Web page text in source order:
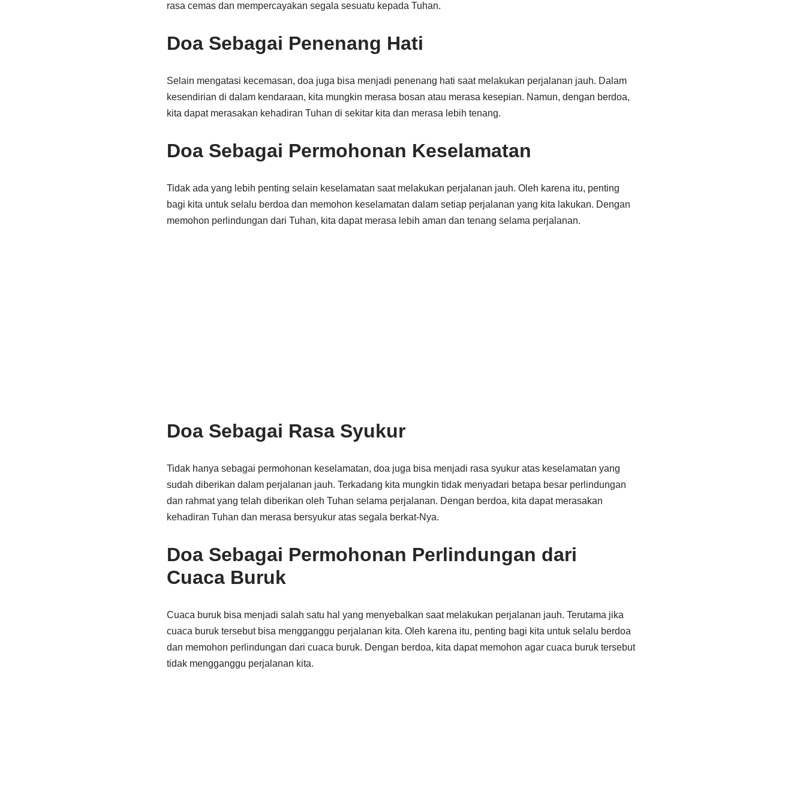
rasa cemas dan mempercayakan segala sesuatu kepada Tuhan.
Doa Sebagai Penenang Hati
Selain mengatasi kecemasan, doa juga bisa menjadi penenang hati saat melakukan perjalanan jauh. Dalam
kesendirian di dalam kendaraan, kita mungkin merasa bosan atau merasa kesepian. Namun, dengan berdoa,
kita dapat merasakan kehadiran Tuhan di sekitar kita dan merasa lebih tenang.
Doa Sebagai Permohonan Keselamatan
Tidak ada yang lebih penting selain keselamatan saat melakukan perjalanan jauh. Oleh karena itu, penting
bagi kita untuk selalu berdoa dan memohon keselamatan dalam setiap perjalanan yang kita lakukan. Dengan
memohon perlindungan dari Tuhan, kita dapat merasa lebih aman dan tenang selama perjalanan.
Doa Sebagai Rasa Syukur
Tidak hanya sebagai permohonan keselamatan, doa juga bisa menjadi rasa syukur atas keselamatan yang
sudah diberikan dalam perjalanan jauh. Terkadang kita mungkin tidak menyadari betapa besar perlindungan
dan rahmat yang telah diberikan oleh Tuhan selama perjalanan. Dengan berdoa, kita dapat merasakan
kehadiran Tuhan dan merasa bersyukur atas segala berkat-Nya.
Doa Sebagai Permohonan Perlindungan dari
Cuaca Buruk
Cuaca buruk bisa menjadi salah satu hal yang menyebalkan saat melakukan perjalanan jauh. Terutama jika
cuaca buruk tersebut bisa mengganggu perjalanan kita. Oleh karena itu, penting bagi kita untuk selalu berdoa
dan memohon perlindungan dari cuaca buruk. Dengan berdoa, kita dapat memohon agar cuaca buruk tersebut
tidak mengganggu perjalanan kita.